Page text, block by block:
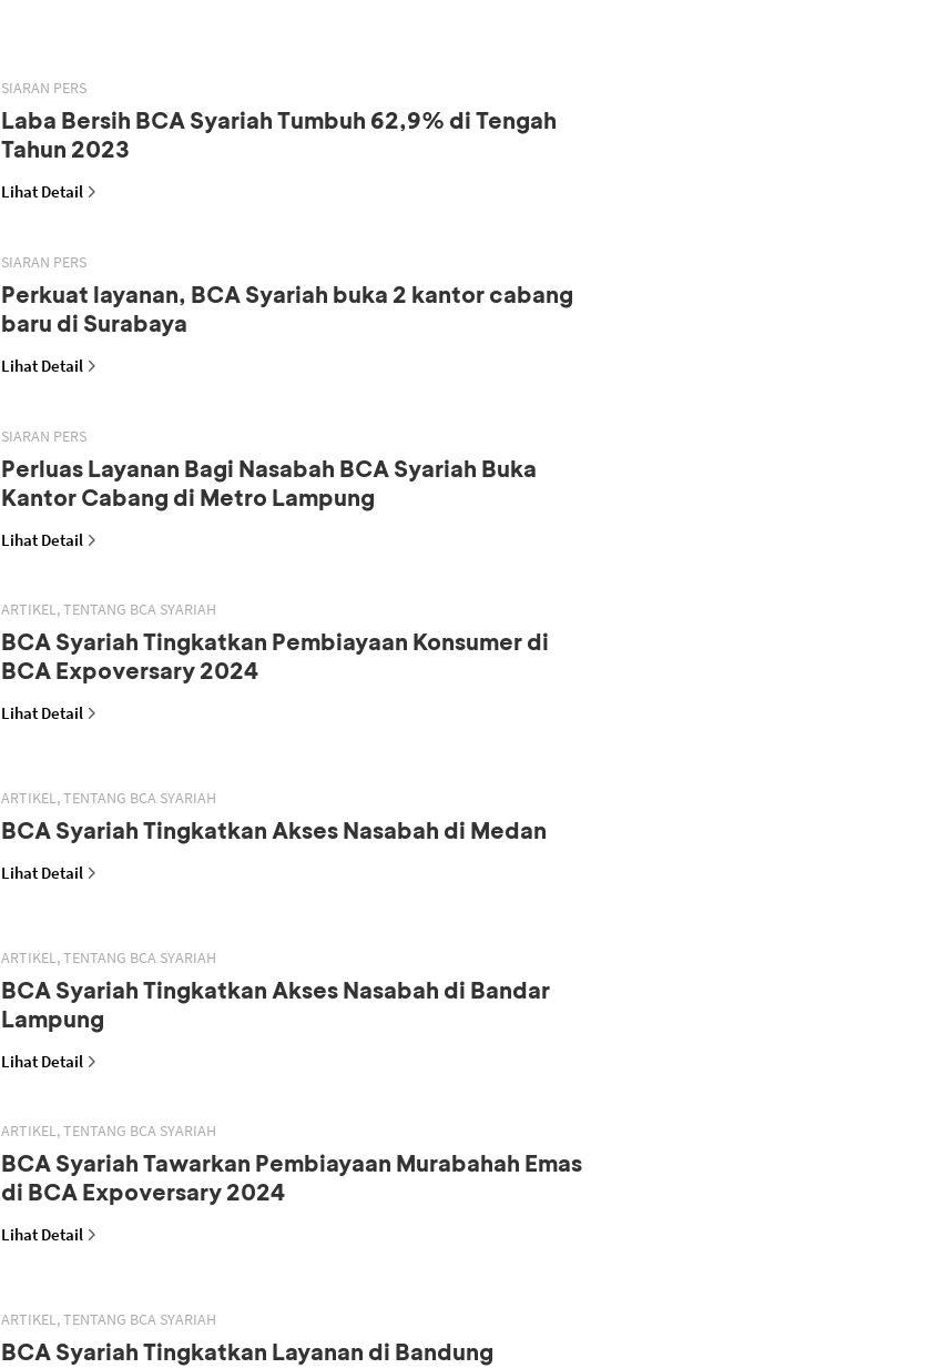
SIARAN PERS
Laba Bersih BCA Syariah Tumbuh 62,9% di Tengah
Tahun 2023
Lihat Detail
SIARAN PERS
Perkuat layanan, BCA Syariah buka 2 kantor cabang
baru di Surabaya
Lihat Detail
SIARAN PERS
Perluas Layanan Bagi Nasabah BCA Syariah Buka
Kantor Cabang di Metro Lampung
Lihat Detail
ARTIKEL, TENTANG BCA SYARIAH
BCA Syariah Tingkatkan Pembiayaan Konsumer di
BCA Expoversary 2024
Lihat Detail
ARTIKEL, TENTANG BCA SYARIAH
BCA Syariah Tingkatkan Akses Nasabah di Medan
Lihat Detail
ARTIKEL, TENTANG BCA SYARIAH
BCA Syariah Tingkatkan Akses Nasabah di Bandar
Lampung
Lihat Detail
ARTIKEL, TENTANG BCA SYARIAH
BCA Syariah Tawarkan Pembiayaan Murabahah Emas
di BCA Expoversary 2024
Lihat Detail
ARTIKEL, TENTANG BCA SYARIAH
BCA Syariah Tingkatkan Layanan di Bandung